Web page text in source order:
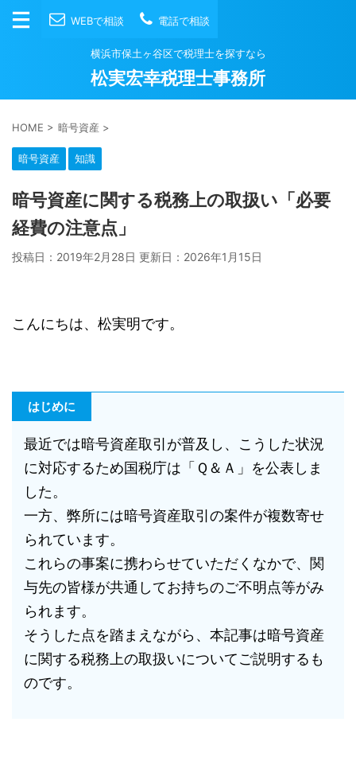
WEBで相談 電話で相談
横浜市保土ヶ谷区で税理士を探すなら
松実宏幸税理士事務所
HOME > 暗号資産 >
暗号資産 知識
暗号資産に関する税務上の取扱い「必要
経費の注意点」
投稿日：2019年2月28日 更新日： 2026年1月15日
こんにちは、松実明です。
はじめに
最近では暗号資産取引が普及し、こうした状況
に対応するため国税庁は「Ｑ＆Ａ」を公表しま
した。
一方、弊所には暗号資産取引の案件が複数寄せ
られています。
これらの事案に携わらせていただくなかで、関
与先の皆様が共通してお持ちのご不明点等がみ
られます。
そうした点を踏まえながら、本記事は暗号資産
に関する税務上の取扱いについてご説明するも
のです。